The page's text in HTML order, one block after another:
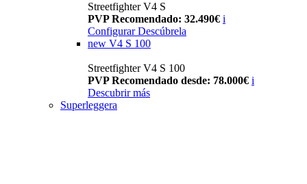
Streetfighter V4 S
PVP Recomendado: 32.490€ i
Configurar Descúbrela
new V4 S 100
Streetfighter V4 S 100
PVP Recomendado desde: 78.000€ i
Descubrir más
Superleggera